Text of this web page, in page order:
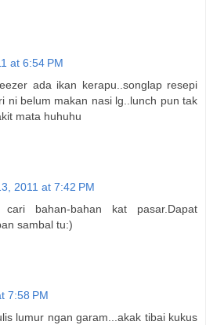
at 6:54 PM
ada ikan kerapu..songlap resepi
ni belum makan nasi lg..lunch pun tak
mata huhuhu
2011 at 7:42 PM
bahan-bahan kat pasar.Dapat
sambal tu:)
7:58 PM
lumur ngan garam...akak tibai kukus